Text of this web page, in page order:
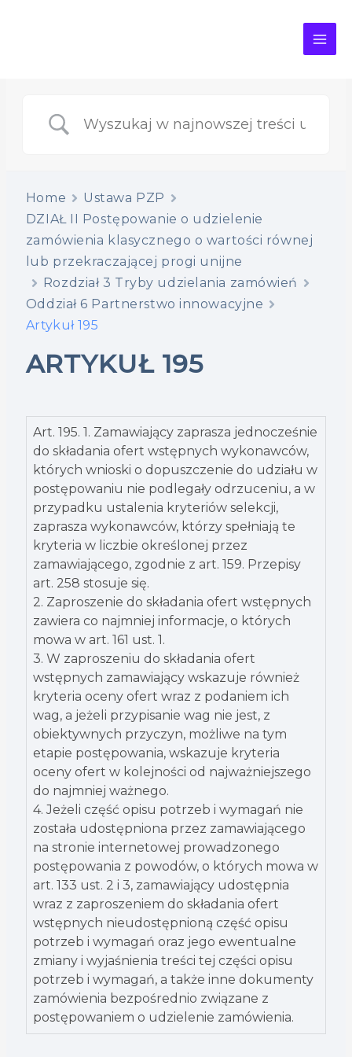
Home
Ustawa PZP
DZIAŁ II Postępowanie o udzielenie
zamówienia klasycznego o wartości równej
lub przekraczającej progi unijne
Rozdział 3 Tryby udzielania zamówień
Oddział 6 Partnerstwo innowacyjne
Artykuł 195
ARTYKUŁ 195
Art. 195. 1. Zamawiający zaprasza jednocześnie
do składania ofert wstępnych wykonawców,
których wnioski o dopuszczenie do udziału w
postępowaniu nie podlegały odrzuceniu, a w
przypadku ustalenia kryteriów selekcji,
zaprasza wykonawców, którzy spełniają te
kryteria w liczbie określonej przez
zamawiającego, zgodnie z art. 159. Przepisy
art. 258 stosuje się.
2. Zaproszenie do składania ofert wstępnych
zawiera co najmniej informacje, o których
mowa w art. 161 ust. 1.
3. W zaproszeniu do składania ofert
wstępnych zamawiający wskazuje również
kryteria oceny ofert wraz z podaniem ich
wag, a jeżeli przypisanie wag nie jest, z
obiektywnych przyczyn, możliwe na tym
etapie postępowania, wskazuje kryteria
oceny ofert w kolejności od najważniejszego
do najmniej ważnego.
4. Jeżeli część opisu potrzeb i wymagań nie
została udostępniona przez zamawiającego
na stronie internetowej prowadzonego
postępowania z powodów, o których mowa w
art. 133 ust. 2 i 3, zamawiający udostępnia
wraz z zaproszeniem do składania ofert
wstępnych nieudostępnioną część opisu
potrzeb i wymagań oraz jego ewentualne
zmiany i wyjaśnienia treści tej części opisu
potrzeb i wymagań, a także inne dokumenty
zamówienia bezpośrednio związane z
postępowaniem o udzielenie zamówienia.